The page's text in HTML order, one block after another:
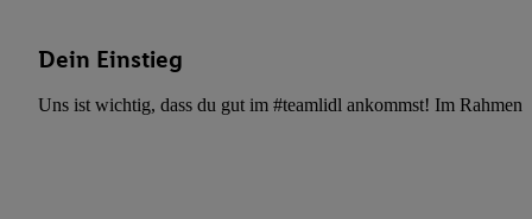
Dein Einstieg
Uns ist wichtig, dass du gut im #teamlidl ankommst! Im Rahmen